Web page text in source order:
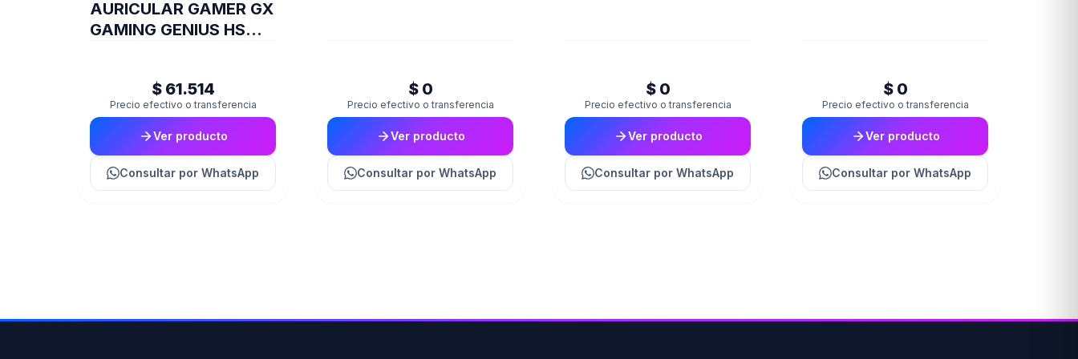
AURICULAR GAMER GX
GAMING GENIUS HS
$ 61.514
Precio efectivo o transferencia
Ver producto
Consultar por WhatsApp
$ 0
Precio efectivo o transferencia
Ver producto
Consultar por WhatsApp
$ 0
Precio efectivo o transferencia
Ver producto
Consultar por WhatsApp
$ 0
Precio efectivo o transferencia
Ver producto
Consultar por WhatsApp